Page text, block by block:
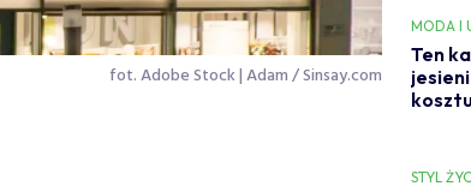
fot. Adobe Stock | Adam / Sinsay.com
MODA I
Ten
STYL